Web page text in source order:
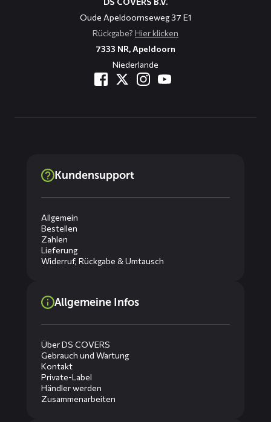
Oude Apeldoornseweg 37 E1
Rückgabe? Hier klicken
7333 NR, Apeldoorn
Niederlande
Kundensupport
Allgemein
Bestellen
Zahlen
Lieferung
Widerruf, Rückgabe & Umtausch
Allgemeine Infos
Über DS COVERS
Gebrauch und Wartung
Kontakt
Private-Label
Händler werden
Zusammenarbeiten